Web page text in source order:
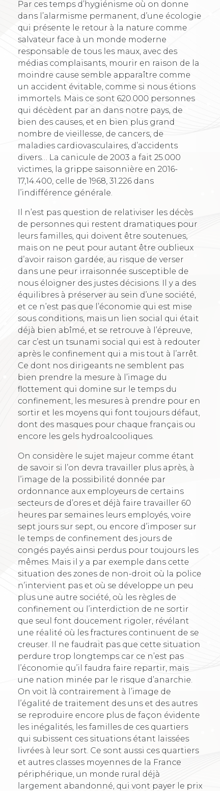
Par ces temps d’hygiénisme où on donne
dans l’alarmisme permanent, d’une écologie
qui présente le retour à la nature comme
salvateur face à un monde moderne
responsable de tous les maux, avec des
médias complaisants, mourir en raison de la
moindre cause semble apparaître comme
un accident évitable, comme si nous étions
immortels. Mais ce sont 620.000 personnes
qui décèdent par an dans notre pays, de
bien des causes, et en bien plus grand
nombre de vieillesse, de cancers, de
maladies cardiovasculaires, d’accidents
divers… La canicule de 2003 a fait 25.000
victimes, la grippe saisonnière en 2016-
17,14.400, celle de 1968, 31.226 dans
l’indifférence générale.
Il n’est pas question de relativiser les décès
de personnes qui restent dramatiques pour
leurs familles, qui doivent être soutenues,
mais on ne peut pour autant être oublieux
d’avoir raison gardée, au risque de verser
dans une peur irraisonnée susceptible de
nous éloigner des justes décisions. Il y a des
équilibres à préserver au sein d’une société,
et ce n’est pas que l’économie qui est mise
sous conditions, mais un lien social qui était
déjà bien abîmé, et se retrouve à l’épreuve,
car c’est un tsunami social qui est à redouter
après le confinement qui a mis tout à l’arrêt.
Ce dont nos dirigeants ne semblent pas
bien prendre la mesure à l’image du
flottement qui domine sur le temps du
confinement, les mesures à prendre pour en
sortir et les moyens qui font toujours défaut,
dont des masques pour chaque français ou
encore les gels hydroalcooliques.
On considère le sujet majeur comme étant
de savoir si l’on devra travailler plus après, à
l’image de la possibilité donnée par
ordonnance aux employeurs de certains
secteurs de d’ores et déjà faire travailler 60
heures par semaines leurs employés, voire
sept jours sur sept, ou encore d’imposer sur
le temps de confinement des jours de
congés payés ainsi perdus pour toujours les
mêmes. Mais il y a par exemple dans cette
situation des zones de non-droit où la police
n’intervient pas et où se développe un peu
plus une autre société, où les règles de
confinement ou l’interdiction de ne sortir
que seul font doucement rigoler, révélant
une réalité où les fractures continuent de se
creuser. Il ne faudrait pas que cette situation
perdure trop longtemps car ce n’est pas
l’économie qu’il faudra faire repartir, mais
une nation minée par le risque d’anarchie.
On voit là contrairement à l’image de
l’égalité de traitement des uns et des autres
se reproduire encore plus de façon évidente
les inégalités, les familles de ces quartiers
qui subissent ces situations étant laissées
livrées à leur sort. Ce sont aussi ces quartiers
et autres classes moyennes de la France
périphérique, un monde rural déjà
largement abandonné, qui vont payer le prix